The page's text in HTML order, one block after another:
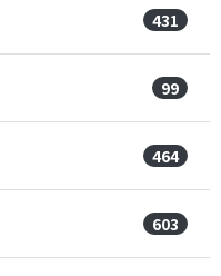
431
99
464
603